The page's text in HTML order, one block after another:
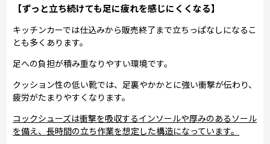
【ずっと立ち続けても足に疲れを感じにくくなる】
キッチンカーでは仕込みから販売終了まで立ちっぱなしになるこ
とも多くあります。
足への負担が積み重なりやすい環境です。
クッション性の低い靴では、足裏やかかとに強い衝撃が伝わり、
疲労がたまりやすくなります。
コックシューズは衝撃を吸収するインソールや厚みのあるソール
を備え、長時間の立ち作業を想定した構造になっています。